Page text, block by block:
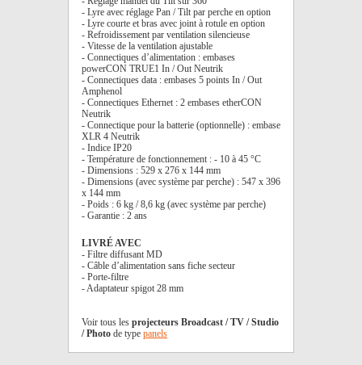
- Lyre avec réglage Pan / Tilt par perche en option
- Lyre courte et bras avec joint à rotule en option
- Refroidissement par ventilation silencieuse
- Vitesse de la ventilation ajustable
- Connectiques d’alimentation : embases
powerCON TRUE1 In / Out Neutrik
- Connectiques data : embases 5 points In / Out
Amphenol
- Connectiques Ethernet : 2 embases etherCON
Neutrik
- Connectique pour la batterie (optionnelle) : embase
XLR 4 Neutrik
- Indice IP20
- Température de fonctionnement : - 10 à 45 °C
- Dimensions : 529 x 276 x 144 mm
- Dimensions (avec système par perche) : 547 x 396
x 144 mm
- Poids : 6 kg / 8,6 kg (avec système par perche)
- Garantie : 2 ans
LIVRÉ AVEC
- Filtre diffusant MD
- Câble d’alimentation sans fiche secteur
- Porte-filtre
- Adaptateur spigot 28 mm
Voir tous les projecteurs Broadcast / TV / Studio
/ Photo de type panels